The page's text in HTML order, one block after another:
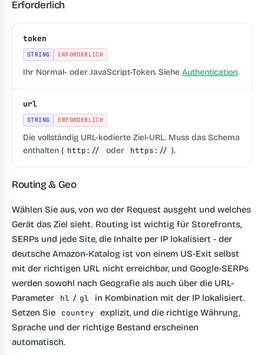
Erforderlich
token
STRING ERFORDERLICH
Ihr Normal- oder JavaScript-Token. Siehe Authentication.
url
STRING ERFORDERLICH
Die vollständig URL-kodierte Ziel-URL. Muss das Schema
enthalten ( http:// oder https:// ).
Routing & Geo
Wählen Sie aus, von wo der Request ausgeht und welches
Gerät das Ziel sieht. Routing ist wichtig für Storefronts,
SERPs und jede Site, die Inhalte per IP lokalisiert - der
deutsche Amazon-Katalog ist von einem US-Exit selbst
mit der richtigen URL nicht erreichbar, und Google-SERPs
werden sowohl nach Geografie als auch über die URL-
Parameter
hl / gl
in Kombination mit der IP lokalisiert.
Setzen Sie
country
explizit, und die richtige Währung,
Sprache und der richtige Bestand erscheinen
automatisch.